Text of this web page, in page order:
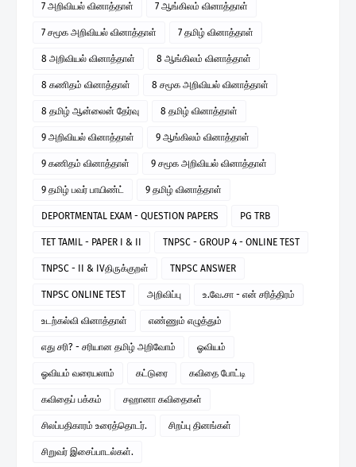
7 அறிவியல் வினாத்தாள் 7 ஆங்கிலம் வினாத்தாள்
7 சமூக அறிவியல் வினாத்தாள் 7 தமிழ் வினாத்தாள்
8 அறிவியல் வினாத்தாள் 8 ஆங்கிலம் வினாத்தாள்
8 கணிதம் வினாத்தாள் 8 சமூக அறிவியல் வினாத்தாள்
8 தமிழ் ஆன்லைன் தேர்வு 8 தமிழ் வினாத்தாள்
9 அறிவியல் வினாத்தாள் 9 ஆங்கிலம் வினாத்தாள்
9 கணிதம் வினாத்தாள் 9 சமூக அறிவியல் வினாத்தாள்
9 தமிழ் பவர் பாயிண்ட் 9 தமிழ் வினாத்தாள்
DEPORTMENTAL EXAM - QUESTION PAPERS PG TRB
TET TAMIL - PAPER I & II TNPSC - GROUP 4 - ONLINE TEST
TNPSC - II & IVதிருக்குறள் TNPSC ANSWER
TNPSC ONLINE TEST அறிவிப்பு உ.வே.சா - என் சரித்திரம்
உடற்கல்வி வினாத்தாள் எண்ணும் எழுத்தும்
எது சரி? - சரியான தமிழ் அறிவோம் ஓவியம்
ஓவியம் வரையலாம் கட்டுரை கவிதை போட்டி
கவிதைப் பக்கம் சஹானா கவிதைகள்
சிலப்பதிகாரம் உரைத்தொடர். சிறப்பு தினங்கள்
சிறுவர் இசைப்பாடல்கள்.